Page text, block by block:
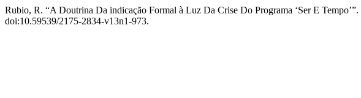
Rubio, R. “A Doutrina Da indicação Formal à Luz Da Crise Do Programa ‘Ser E Tempo’”.
doi:10.59539/2175-2834-v13n1-973.